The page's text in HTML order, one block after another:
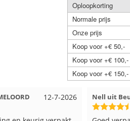
Oploopkorting
Normale prijs
Onze prijs
Koop voor +€ 50,-
Koop voor +€ 100,-
Koop voor +€ 150,-
12-7-2026 Nell uit